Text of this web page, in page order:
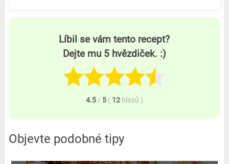
Líbil se vám tento recept?
Dejte mu 5 hvězdiček. :)
4.5 / 5 ( 12 hlasů )
Objevte podobné tipy